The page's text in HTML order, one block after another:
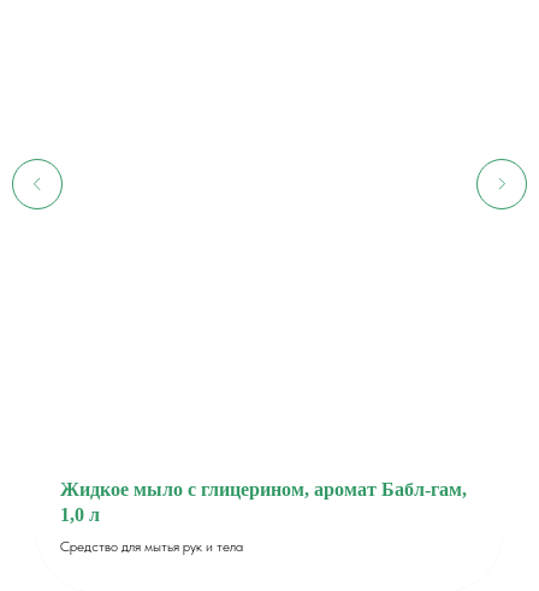
Жидкое мыло с глицерином, аромат Бабл-гам,
1,0 л
Средство для мытья рук и тела